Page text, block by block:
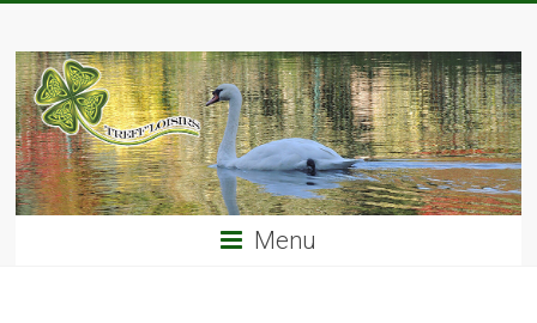
content
TREFF'LOISIRS
Menu